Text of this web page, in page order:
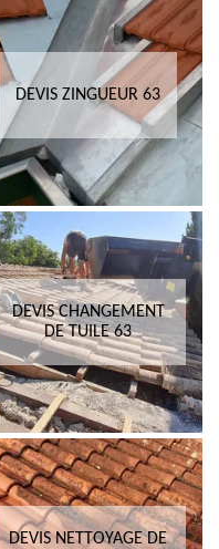
DEVIS ZINGUEUR 63
DEVIS CHANGEMENT
DE TUILE 63
DEVIS NETTOYAGE DE